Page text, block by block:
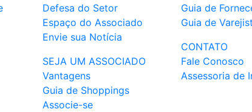
Defesa do Setor
Espaço do Associado
Envie sua Notícia
SEJA UM ASSOCIADO
Vantagens
Guia de Shoppings
Associe-se
Guia de
Guia de
CONTATO
Fale Conosco
Assessoria de